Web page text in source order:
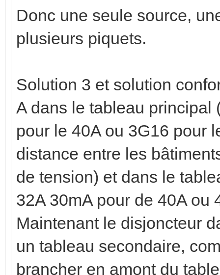
Donc une seule source,
plusieurs piquets.
Solution 3 et solution
A dans le tableau principal
pour le 40A ou 3G16 pour
distance entre les
de tension) et dans le
32A 30mA pour de 40A ou
Maintenant le disjoncteur
un tableau secondaire,
brancher en amont du